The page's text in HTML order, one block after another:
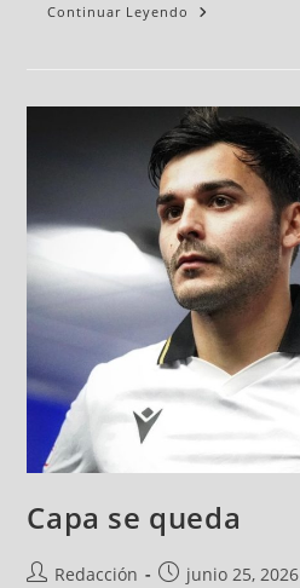
Continuar Leyendo
Capa se queda
Redacción junio 25, 2026